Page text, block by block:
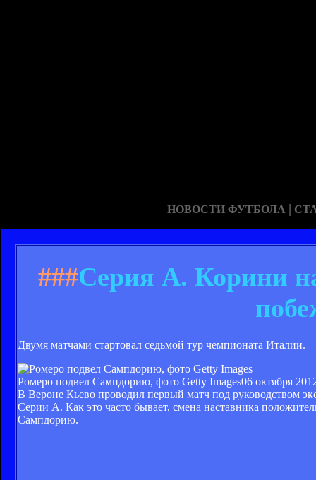
НОВОСТИ ФУТБОЛА |
###Серия А. Корини
Двумя матчами стартовал седьмой тур чемпионата Италии.
Ромеро подвел Сампдорию, фото Getty Images06 октября
В Вероне Кьево проводил первый матч под руководством
Серии А. Как это часто бывает, смена наставника
Сампдорию.